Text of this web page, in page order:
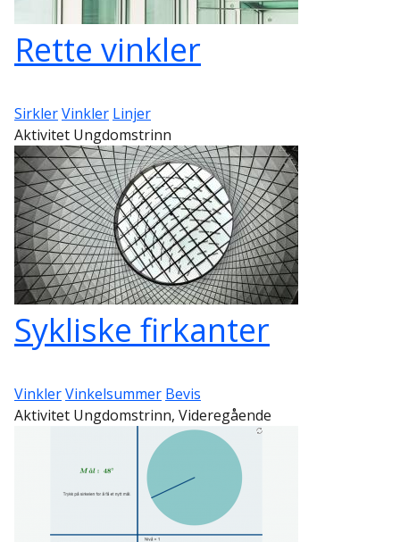
Rette vinkler
SirklerVinkler Linjer
Aktivitet Ungdomstrinn
Sykliske firkanter
VinklerVinkelsummer Bevis
Aktivitet Ungdomstrinn, Videregående